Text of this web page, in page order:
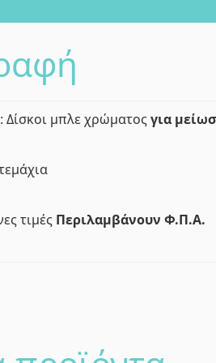
Δίσκοι μπλε χρώματοςγια
τιμές Περιλαμβάνουν Φ.Π.Α.